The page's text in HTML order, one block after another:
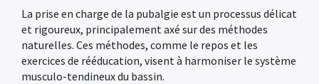
La prise en charge de la pubalgie est un processus délicat
et rigoureux, principalement axé sur des méthodes
naturelles. Ces méthodes, comme le repos et les
exercices de rééducation, visent à harmoniser le système
musculo-tendineux du bassin.